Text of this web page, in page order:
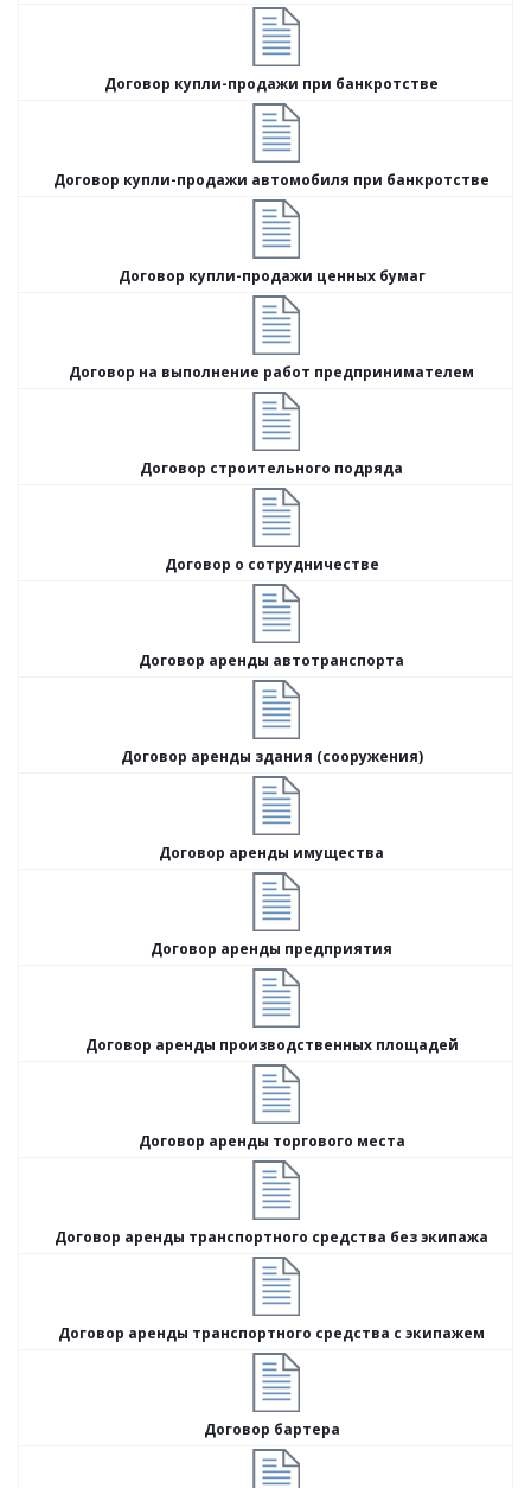
Договор купли-продажи при банкротстве
Договор купли-продажи автомобиля при банкротстве
Договор купли-продажи ценных бумаг
Договор на выполнение работ предпринимателем
Договор строительного подряда
Договор о сотрудничестве
Договор аренды автотранспорта
Договор аренды здания (сооружения)
Договор аренды имущества
Договор аренды предприятия
Договор аренды производственных площадей
Договор аренды торгового места
Договор аренды транспортного средства без экипажа
Договор аренды транспортного средства с экипажем
Договор бартера